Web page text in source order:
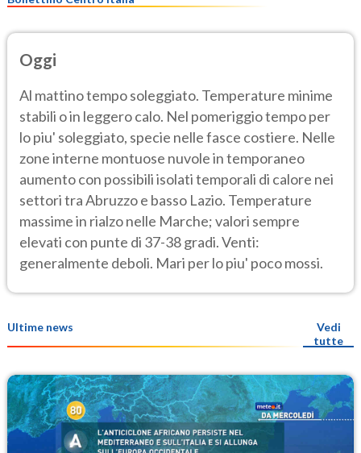
Oggi
Al mattino tempo soleggiato. Temperature minime
stabili o in leggero calo. Nel pomeriggio tempo per
lo piu' soleggiato, specie nelle fasce costiere. Nelle
zone interne montuose nuvole in temporaneo
aumento con possibili isolati temporali di calore nei
settori tra Abruzzo e basso Lazio. Temperature
massime in rialzo nelle Marche; valori sempre
elevati con punte di 37-38 gradi. Venti:
generalmente deboli. Mari per lo piu' poco mossi.
Ultime news
Vedi
tutte